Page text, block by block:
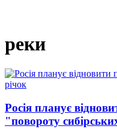
реки
Росія планує
"повороту